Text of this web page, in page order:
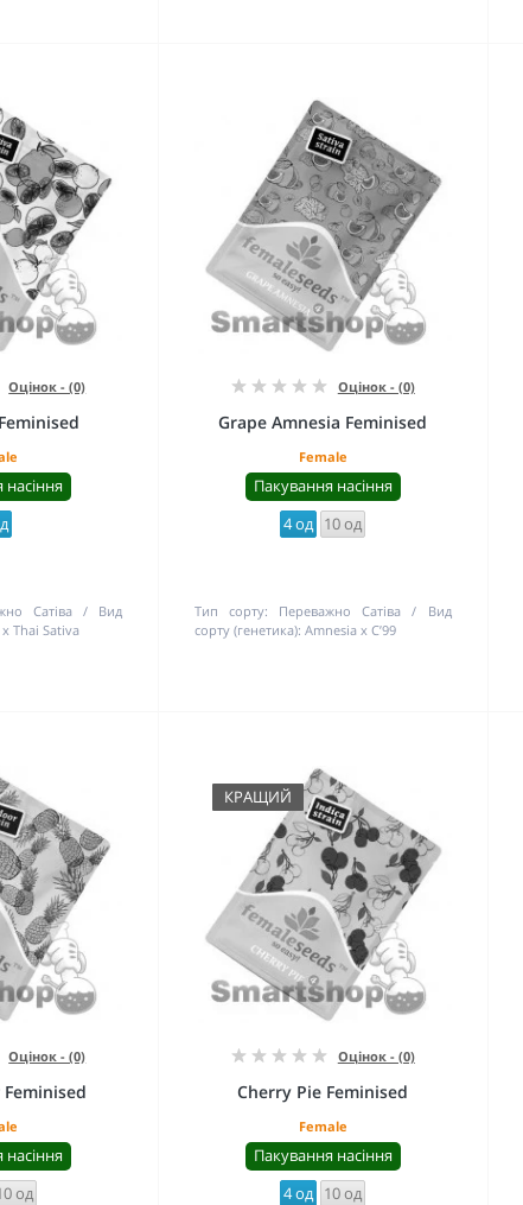
Оцінок - (0)
Сатіва
Вид
x Thai Sativa
Оцінок - (0)
Grape Amnesia Feminised
Female
Пакування насіння
4 од 10 од
Тип сорту: Переважно Сатіва
Вид
сорту (генетика): Amnesia x C’99
Оцінок - (0)
од
КРАЩИЙ
Оцінок - (0)
Cherry Pie Feminised
Female
Пакування насіння
4 од 10 од